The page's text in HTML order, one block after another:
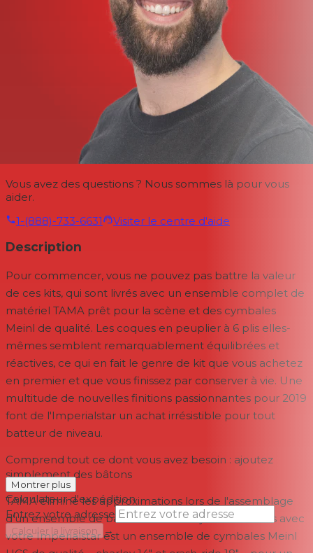
Vous avez des questions ? Nous sommes là pour vous
aider.
1-(888)-733-6631
Visiter le centre d'aide
Description
Pour commencer, vous ne pouvez pas battre la valeur
de ces kits, qui sont livrés avec un ensemble complet de
matériel TAMA prêt pour la scène et des cymbales
Meinl de qualité. Les coques en peuplier à 6 plis elles-
mêmes semblent remarquablement équilibrées et
réactives, ce qui en fait le genre de kit que vous achetez
en premier et que vous finissez par conserver à vie. Une
multitude de nouvelles finitions passionnantes pour 2019
font de l'Imperialstar un achat irrésistible pour tout
batteur de niveau.
Comprend tout ce dont vous avez besoin : ajoutez
simplement des bâtons
TAMA élimine les approximations lors de l'assemblage
d'un ensemble de batterie vraiment jouable. Inclus avec
votre Imperialstar est un ensemble de cymbales Meinl
Montrer plus
Calculateur d'expédition
Entrez votre adresse
Calculer la livraison
→